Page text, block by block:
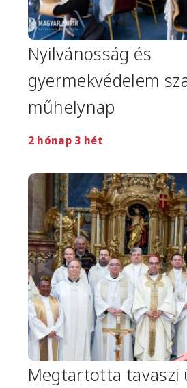
Nyilvánosság és
gyermekvédelem
műhelynap
2 hónap 3 hét
Image
Megtartotta tavaszi